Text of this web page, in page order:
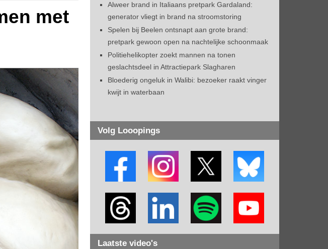
met
Alweer brand in Italiaans pretpark Gardaland:
generator vliegt in brand na stroomstoring
Spelen bij Beelen ontsnapt aan grote brand:
pretpark gewoon open na nachtelijke schoonmaak
Politiehelikopter zoekt mannen na tonen
geslachtsdeel in Attractiepark Slagharen
Bloederig ongeluk in Walibi: bezoeker raakt vinger
kwijt in waterbaan
Volg Looopings
Laatste video's